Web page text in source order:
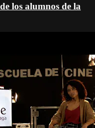
los alumnos de la